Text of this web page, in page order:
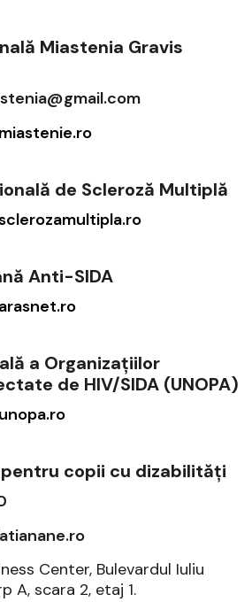
Miastenia Gravis
de Scleroză Multiplă
Anti-SIDA
a Organizaţiilor
de HIV/SIDA (UNOPA)
pentru copii cu dizabilităţi
Center, Bulevardul Iuliu
A, scara 2, etaj 1.